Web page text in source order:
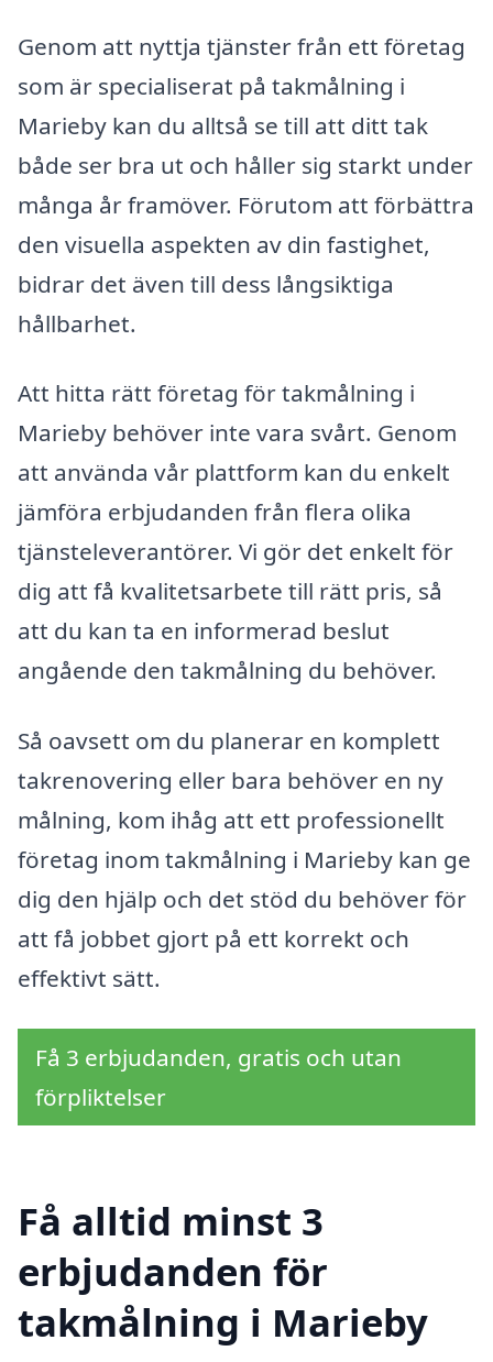
Genom att nyttja tjänster från ett företag
som är specialiserat på takmålning i
Marieby kan du alltså se till att ditt tak
både ser bra ut och håller sig starkt under
många år framöver. Förutom att förbättra
den visuella aspekten av din fastighet,
bidrar det även till dess långsiktiga
hållbarhet.
Att hitta rätt företag för takmålning i
Marieby behöver inte vara svårt. Genom
att använda vår plattform kan du enkelt
jämföra erbjudanden från flera olika
tjänsteleverantörer. Vi gör det enkelt för
dig att få kvalitetsarbete till rätt pris, så
att du kan ta en informerad beslut
angående den takmålning du behöver.
Så oavsett om du planerar en komplett
takrenovering eller bara behöver en ny
målning, kom ihåg att ett professionellt
företag inom takmålning i Marieby kan ge
dig den hjälp och det stöd du behöver för
att få jobbet gjort på ett korrekt och
effektivt sätt.
Få 3 erbjudanden, gratis och utan
förpliktelser
Få alltid minst 3
erbjudanden för
takmålning i Marieby